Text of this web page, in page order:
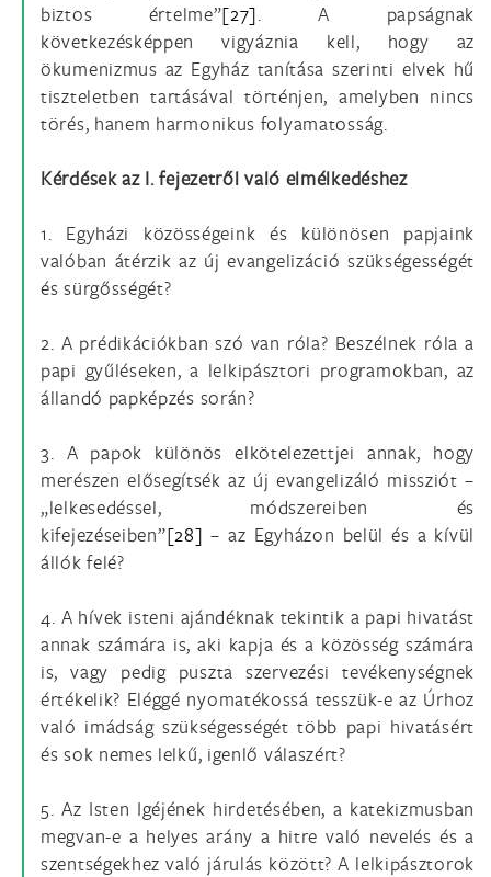
biztos értelme”[27]. A papságnak
következésképpen vigyáznia kell, hogy az
ökumenizmus az Egyház tanítása szerinti elvek hű
tiszteletben tartásával történjen, amelyben nincs
törés, hanem harmonikus folyamatosság.
Kérdések az I. fejezetről való elmélkedéshez
1. Egyházi közösségeink és különösen papjaink
valóban átérzik az új evangelizáció szükségességét
és sürgősségét?
2. A prédikációkban szó van róla? Beszélnek róla a
papi gyűléseken, a lelkipásztori programokban, az
állandó papképzés során?
3. A papok különös elkötelezettjei annak, hogy
merészen elősegítsék az új evangelizáló missziót –
„lelkesedéssel, módszereiben és
kifejezéseiben”[28] – az Egyházon belül és a kívül
állók felé?
4. A hívek isteni ajándéknak tekintik a papi hivatást
annak számára is, aki kapja és a közösség számára
is, vagy pedig puszta szervezési tevékenységnek
értékelik? Eléggé nyomatékossá tesszük-e az Úrhoz
való imádság szükségességét több papi hivatásért
és sok nemes lelkű, igenlő válaszért?
5. Az Isten Igéjének hirdetésében, a katekizmusban
megvan-e a helyes arány a hitre való nevelés és a
szentségekhez való járulás között? A lelkipásztorok